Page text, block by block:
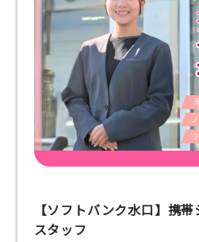
【ソフトバンク水口】携
スタッフ